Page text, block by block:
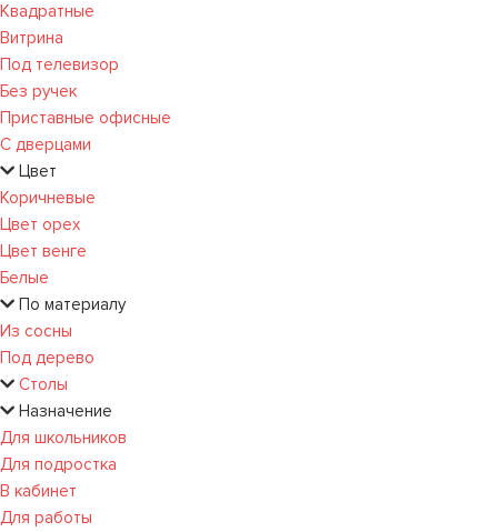
Квадратные
Витрина
Под телевизор
Без ручек
Приставные офисные
С дверцами
Цвет
Коричневые
Цвет орех
Цвет венге
Белые
По материалу
Из сосны
Под дерево
Столы
Назначение
Для школьников
Для подростка
В кабинет
Для работы